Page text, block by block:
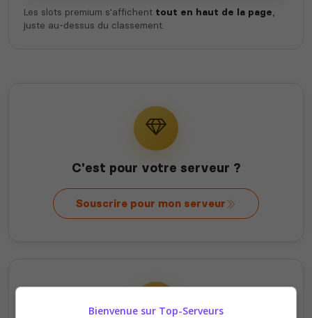
Les slots premium s'affichent tout en haut de la page,
juste au-dessus du classement.
C'est pour votre serveur ?
Souscrire pour mon serveur
Bienvenue sur Top-Serveurs